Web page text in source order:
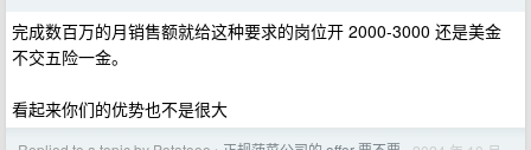
完成数百万的月销售额就给这种要求的岗位开 2000-3000 还是美金
不交五险一金。
看起来你们的优势也不是很大